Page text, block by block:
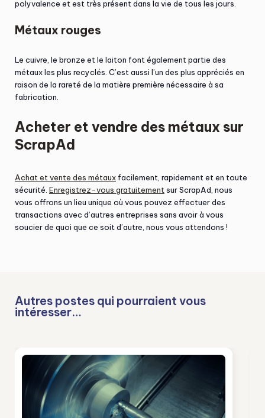
polyvalence et est très présent dans la vie de tous les jours.
Métaux rouges
Le cuivre, le bronze et le laiton font également partie des
métaux les plus recyclés. C’est aussi l’un des plus appréciés en
raison de la rareté de la matière première nécessaire à sa
fabrication.
Acheter et vendre des métaux sur
ScrapAd
Achat et vente des métaux facilement, rapidement et en toute
sécurité. Enregistrez-vous gratuitement sur ScrapAd, nous
vous offrons un lieu unique où vous pouvez effectuer des
transactions avec d’autres entreprises sans avoir à vous
soucier de quoi que ce soit d’autre, nous vous attendons !
Autres postes qui pourraient vous
intéresser…